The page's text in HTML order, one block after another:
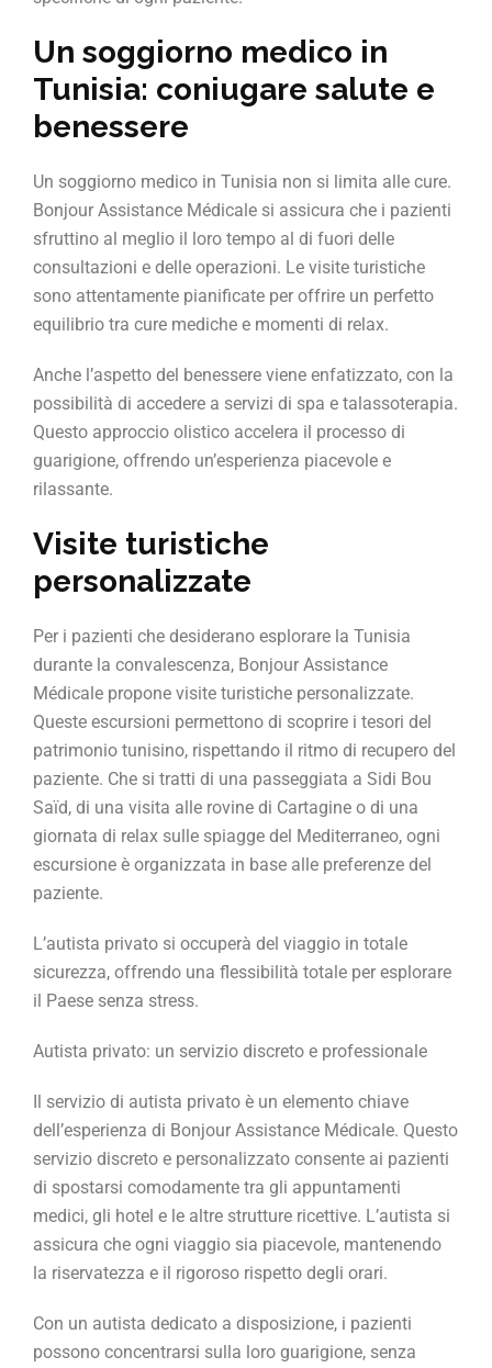
Un soggiorno medico in
Tunisia: coniugare salute e
benessere
Un soggiorno medico in Tunisia non si limita alle cure.
Bonjour Assistance Médicale si assicura che i pazienti
sfruttino al meglio il loro tempo al di fuori delle
consultazioni e delle operazioni. Le visite turistiche
sono attentamente pianificate per offrire un perfetto
equilibrio tra cure mediche e momenti di relax.
Anche l’aspetto del benessere viene enfatizzato, con la
possibilità di accedere a servizi di spa e talassoterapia.
Questo approccio olistico accelera il processo di
guarigione, offrendo un’esperienza piacevole e
rilassante.
Visite turistiche
personalizzate
Per i pazienti che desiderano esplorare la Tunisia
durante la convalescenza, Bonjour Assistance
Médicale propone visite turistiche personalizzate.
Queste escursioni permettono di scoprire i tesori del
patrimonio tunisino, rispettando il ritmo di recupero del
paziente. Che si tratti di una passeggiata a Sidi Bou
Saïd, di una visita alle rovine di Cartagine o di una
giornata di relax sulle spiagge del Mediterraneo, ogni
escursione è organizzata in base alle preferenze del
paziente.
L’autista privato si occuperà del viaggio in totale
sicurezza, offrendo una flessibilità totale per esplorare
il Paese senza stress.
Autista privato: un servizio discreto e professionale
Il servizio di autista privato è un elemento chiave
dell’esperienza di Bonjour Assistance Médicale. Questo
servizio discreto e personalizzato consente ai pazienti
di spostarsi comodamente tra gli appuntamenti
medici, gli hotel e le altre strutture ricettive. L’autista si
assicura che ogni viaggio sia piacevole, mantenendo
la riservatezza e il rigoroso rispetto degli orari.
Con un autista dedicato a disposizione, i pazienti
possono concentrarsi sulla loro guarigione, senza